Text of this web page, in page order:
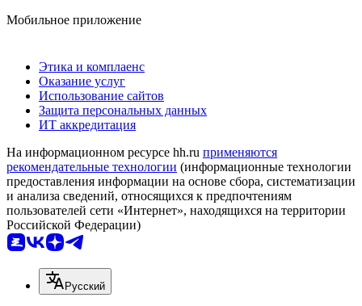
Мобильное приложение
Этика и комплаенс
Оказание услуг
Использование сайтов
Защита персональных данных
ИТ аккредитация
На информационном ресурсе hh.ru применяются
рекомендательные технологии (информационные технологии
предоставления информации на основе сбора, систематизации
и анализа сведений, относящихся к предпочтениям
пользователей сети «Интернет», находящихся на территории
Российской Федерации)
Русский